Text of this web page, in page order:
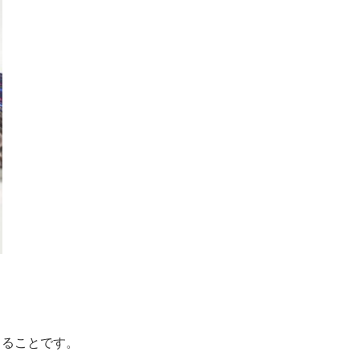
ことです。